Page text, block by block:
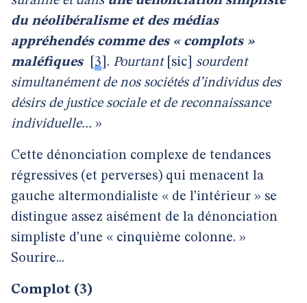
du néolibéralisme et des médias
appréhendés comme des « complots »
maléfiques
3 . Pourtant [sic]
sourdent
simultanément de nos sociétés d’individus des
désirs de justice sociale et de reconnaissance
individuelle... »
Cette dénonciation complexe de tendances
régressives (et perverses) qui menacent la
gauche altermondialiste « de l’intérieur » se
distingue assez aisément de la dénonciation
simpliste d’une « cinquième colonne. »
Sourire...
Complot (3)